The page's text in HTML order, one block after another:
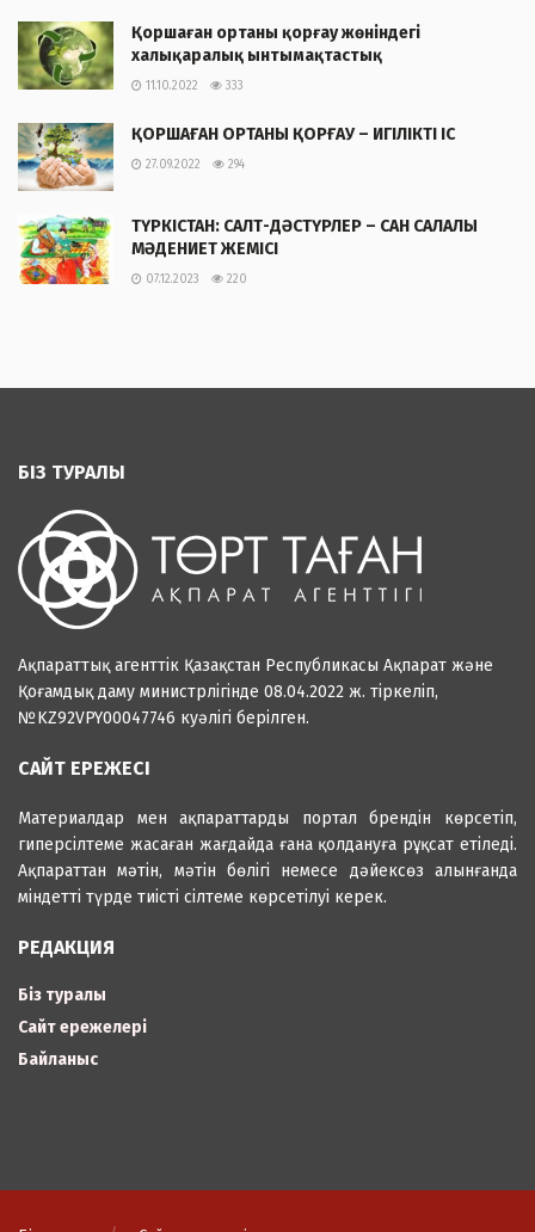
Қоршаған ортаны қорғау жөніндегі
халықаралық ынтымақтастық
11.10.2022 333
ҚОРШАҒАН ОРТАНЫ ҚОРҒАУ – ИГІЛІКТІ ІС
27.09.2022 294
ТҮРКІСТАН: САЛТ-ДӘСТҮРЛЕР – САН САЛАЛЫ
МӘДЕНИЕТ ЖЕМІСІ
07.12.2023 220
БІЗ ТУРАЛЫ
Ақпараттық агенттік Қазақстан Республикасы Ақпарат және
Қоғамдық даму министрлігінде 08.04.2022 ж. тіркеліп,
№KZ92VPY00047746 куәлігі берілген.
САЙТ ЕРЕЖЕСІ
Материалдар мен ақпараттарды портал брендін көрсетіп,
гиперсілтеме жасаған жағдайда ғана қолдануға рұқсат етіледі.
Ақпараттан мәтін, мәтін бөлігі немесе дәйексөз алынғанда
міндетті түрде тиісті сілтеме көрсетілуі керек.
РЕДАКЦИЯ
Біз туралы
Сайт ережелері
Байланыс